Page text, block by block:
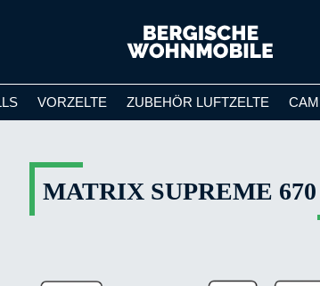
VORZELTE ZUBEHÖR LUFTZELTE
MATRIX SUPREME